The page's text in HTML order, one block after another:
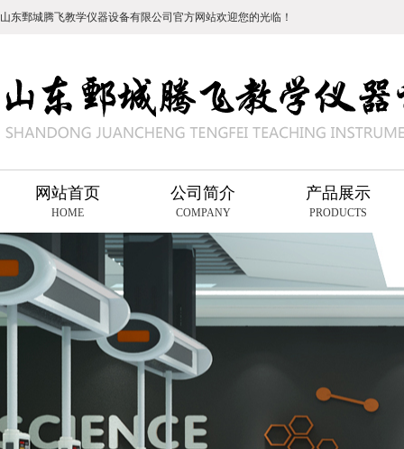
山东鄄城腾飞教学仪器设备有限公司官方网站欢迎您的光临！
网站首页
HOME
公司简介
COMPANY
产品展示
PRODUCTS